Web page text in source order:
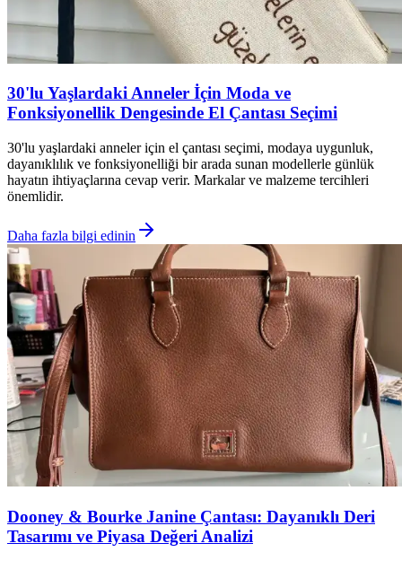
30'lu Yaşlardaki Anneler İçin Moda ve
Fonksiyonellik Dengesinde El Çantası Seçimi
30'lu yaşlardaki anneler için el çantası seçimi, modaya uygunluk,
dayanıklılık ve fonksiyonelliği bir arada sunan modellerle günlük
hayatın ihtiyaçlarına cevap verir. Markalar ve malzeme tercihleri
önemlidir.
Daha fazla bilgi edinin
Dooney & Bourke Janine Çantası: Dayanıklı Deri
Tasarımı ve Piyasa Değeri Analizi